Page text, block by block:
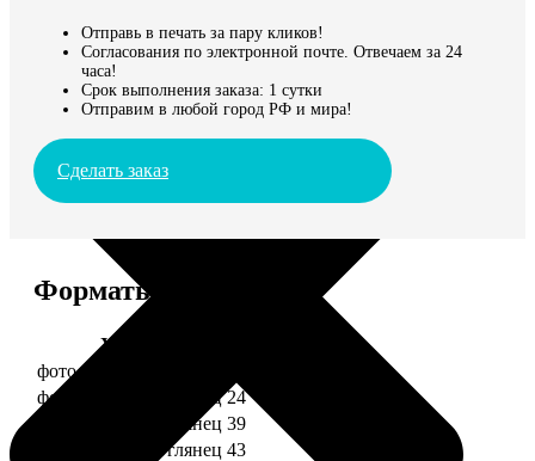
Отправь в печать за пару кликов!
Согласования по электронной почте. Отвечаем за 24
часа!
Срок выполнения заказа: 1 сутки
Отправим в любой город РФ и мира!
Сделать заказ
Форматы и цены
Услуга
фото 10х10 мат/глянец
фото 10х15 мат/глянец 24
фото 13х18 мат/глянец 39
фото 15х15 мат/глянец 43